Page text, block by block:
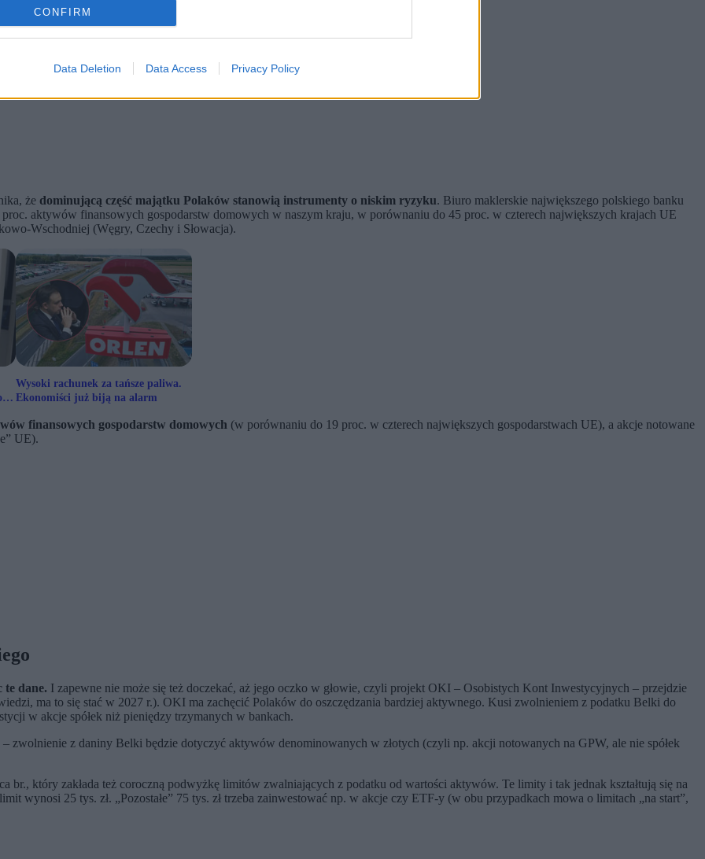
CONFIRM
Data Deletion Data Access Privacy Policy
że dominującą część majątku Polaków stanowią instrumenty o niskim ryzyku. Biuro maklerskie największego polskiego banku
aktywów finansowych gospodarstw domowych w naszym kraju, w porównaniu do 45 proc. w czterech największych krajach UE
Wschodniej (Węgry, Czechy i Słowacja).
Wysoki rachunek za tańsze paliwa.
Ekonomiści już biją na alarm
finansowych gospodarstw domowych (w porównaniu do 19 proc. w czterech największych gospodarstwach UE), a akcje notowane
UE).
te dane. I zapewne nie może się też doczekać, aż jego oczko w głowie, czyli projekt OKI – Osobistych Kont Inwestycyjnych – przejdzie
ma to się stać w 2027 r.). OKI ma zachęcić Polaków do oszczędzania bardziej aktywnego. Kusi zwolnieniem z podatku Belki do
w akcje spółek niż pieniędzy trzymanych w bankach.
– zwolnienie z daniny Belki będzie dotyczyć aktywów denominowanych w złotych (czyli np. akcji notowanych na GPW, ale nie spółek
który zakłada też coroczną podwyżkę limitów zwalniających z podatku od wartości aktywów. Te limity i tak jednak kształtują się na
wynosi 25 tys. zł. „Pozostałe” 75 tys. zł trzeba zainwestować np. w akcje czy ETF-y (w obu przypadkach mowa o limitach „na start”,